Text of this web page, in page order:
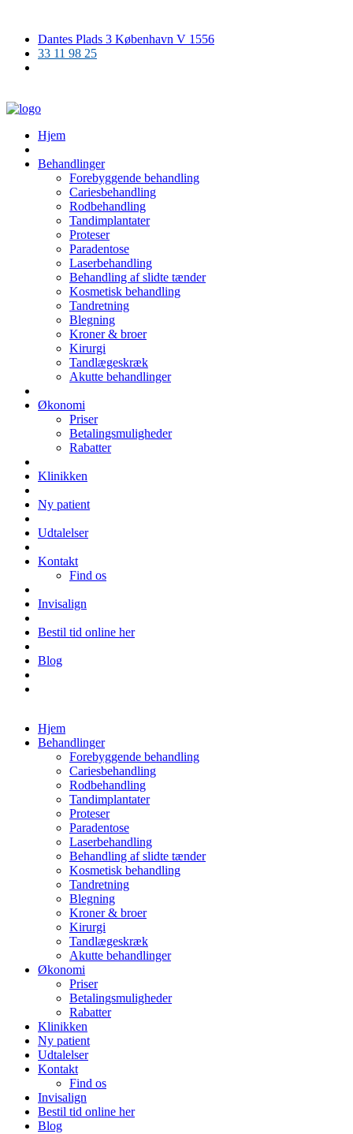
Dantes Plads 3 København V 1556
33 11 98 25
Hjem
Behandlinger
Forebyggende behandling
Cariesbehandling
Rodbehandling
Tandimplantater
Proteser
Paradentose
Laserbehandling
Behandling af slidte tænder
Kosmetisk behandling
Tandretning
Blegning
Kroner & broer
Kirurgi
Tandlægeskræk
Akutte behandlinger
Økonomi
Priser
Betalingsmuligheder
Rabatter
Klinikken
Ny patient
Udtalelser
Kontakt
Find os
Invisalign
Bestil tid online her
Blog
Hjem
Behandlinger
Forebyggende behandling
Cariesbehandling
Rodbehandling
Tandimplantater
Proteser
Paradentose
Laserbehandling
Behandling af slidte tænder
Kosmetisk behandling
Tandretning
Blegning
Kroner & broer
Kirurgi
Tandlægeskræk
Akutte behandlinger
Økonomi
Priser
Betalingsmuligheder
Rabatter
Klinikken
Ny patient
Udtalelser
Kontakt
Find os
Invisalign
Bestil tid online her
Blog